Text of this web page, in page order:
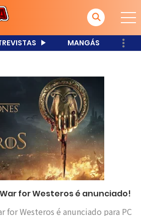
MANGÁS
for Westeros é anunciado!
for Westeros é anunciado para PC